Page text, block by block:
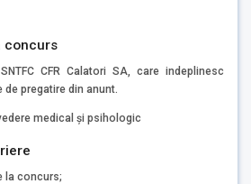
concurs
CFR Calatori SA, care indeplinesc
pregatire din anunt.
medical și psihologic
la concurs;